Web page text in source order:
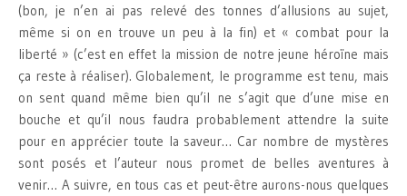
(bon, je n’en ai pas relevé des tonnes d’allusions au sujet,
même si on en trouve un peu à la fin) et « combat pour la
liberté » (c’est en effet la mission de notre jeune héroïne mais
ça reste à réaliser). Globalement, le programme est tenu, mais
on sent quand même bien qu’il ne s’agit que d’une mise en
bouche et qu’il nous faudra probablement attendre la suite
pour en apprécier toute la saveur… Car nombre de mystères
sont posés et l’auteur nous promet de belles aventures à
venir… A suivre, en tous cas et peut-être aurons-nous quelques